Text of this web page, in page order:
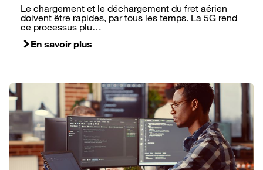
Le chargement et le déchargement du fret aérien
doivent être rapides, par tous les temps. La 5G rend
ce processus plu…
En savoir plus